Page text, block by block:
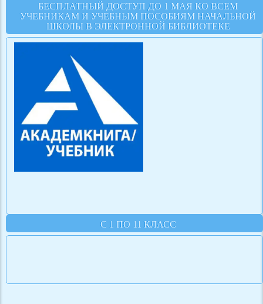
БЕСПЛАТНЫЙ ДОСТУП ДО 1 МАЯ КО ВСЕМ
УЧЕБНИКАМ И УЧЕБНЫМ ПОСОБИЯМ НАЧАЛЬНОЙ
ШКОЛЫ В ЭЛЕКТРОННОЙ БИБЛИОТЕКЕ
С 1 ПО 11 КЛАСС